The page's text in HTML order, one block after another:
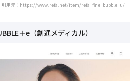
引用元：https://www.refa.net/item/refa_fine_bubble_u/
＋e（創通メディカル）